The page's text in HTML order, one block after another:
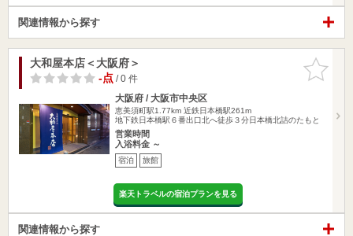
関連情報から探す
お気に入
りに追加
大和屋本店＜大阪府＞
-点/ 0 件
大阪府 / 大阪市中央区
恵美須町駅1.77km 近鉄日本橋駅261m
地下鉄日本橋駅６番出口北へ徒歩３分日本橋北詰のたもと
営業時間
入浴料金 ～
宿泊 旅館
楽天トラベルの宿泊プランを見る
関連情報から探す